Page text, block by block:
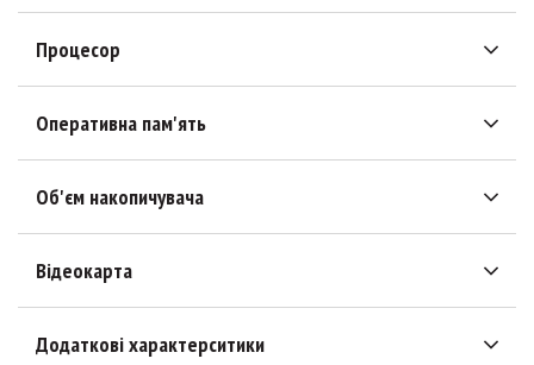
Процесор
Оперативна пам'ять
Об'єм накопичувача
Відеокарта
Додаткові характерситики